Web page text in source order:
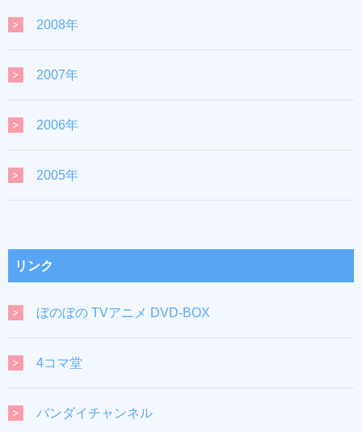
2008年
2007年
2006年
2005年
リンク
ぼのぼの TVアニメ DVD-BOX
4コマ堂
バンダイチャンネル